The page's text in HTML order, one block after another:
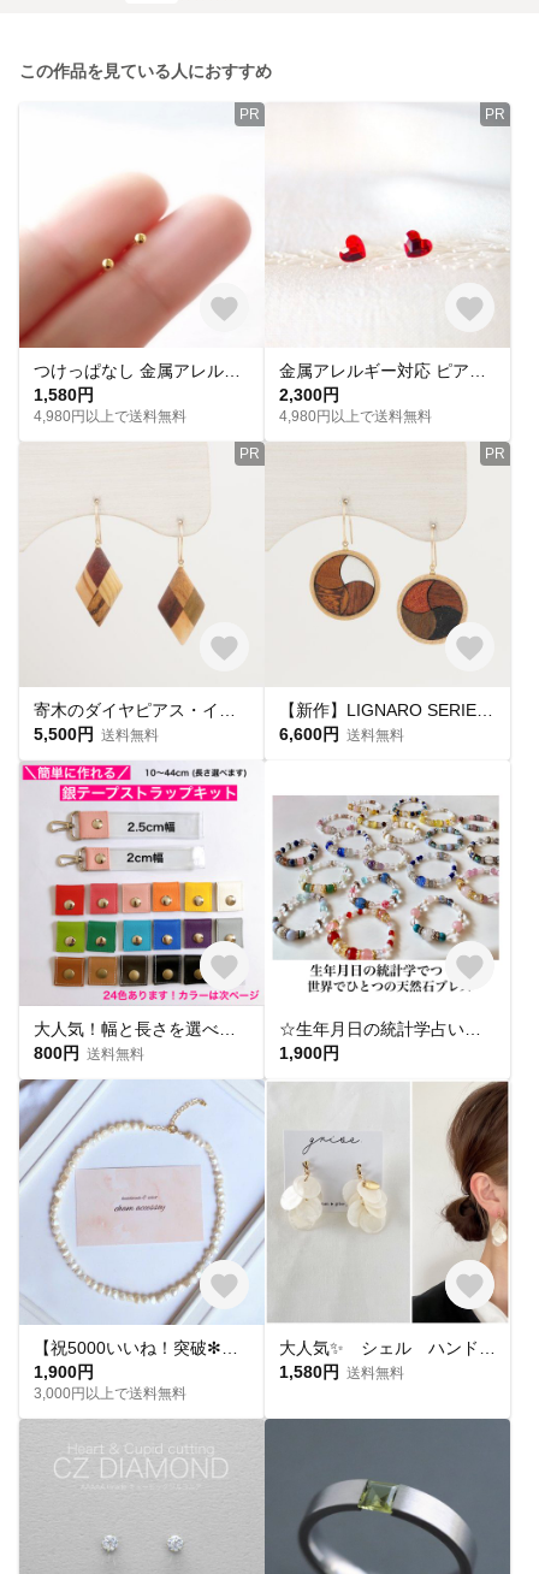
この作品を見ている人におすすめ
PR
1,580円
4,980円以上で送料無料
PR
2,300円
4,980円以上で送料無料
PR
5,500円 送料無料
PR
6,600円 送料無料
800円 送料無料
1,900円
1,900円
3,000円以上で送料無料
1,580円 送料無料